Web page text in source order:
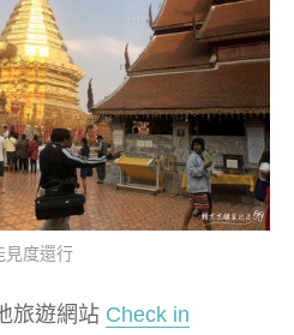
見度還行
旅遊網站 Check in